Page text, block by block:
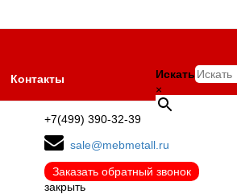
Контакты
Искать
×
+7(499) 390-32-39
sale@mebmetall.ru
Заказать обратный звонок
закрыть